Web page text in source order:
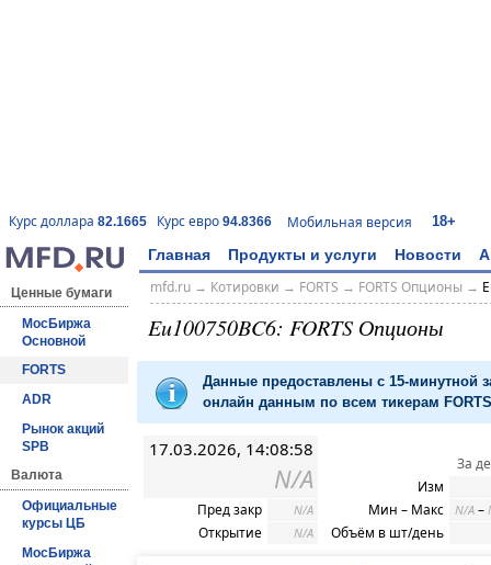
Курс доллара 82.1665 Курс евро 94.8366 Мобильная версия 18+
Главная Продукты и услуги Новости
Ценные бумаги
МосБиржа
Основной
FORTS
ADR
Рынок акций
SPB
Валюта
Официальные
курсы ЦБ
МосБиржа
mfd.ru→ Котировки → FORTS → FORTS Опционы→
Eu100750BC6: FORTS Опционы
Данные предоставлены с 15-минутной
онлайн данным по всем тикерам
17.03.2026, 14:08:58
N/A
Пред закр N/A
Открытие N/A
За
Изм
Мин – Макс
N/A –
Объём в шт/день